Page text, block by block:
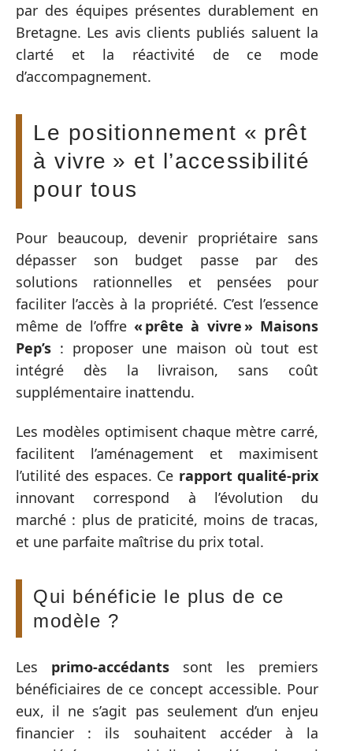
par des équipes présentes durablement en
Bretagne. Les avis clients publiés saluent la
clarté et la réactivité de ce mode
d’accompagnement.
Le positionnement « prêt
à vivre » et l’accessibilité
pour tous
Pour beaucoup, devenir propriétaire sans
dépasser son budget passe par des
solutions rationnelles et pensées pour
faciliter l’accès à la propriété. C’est l’essence
même de l’offre « prête à vivre » Maisons
Pep’s : proposer une maison où tout est
intégré dès la livraison, sans coût
supplémentaire inattendu.
Les modèles optimisent chaque mètre carré,
facilitent l’aménagement et maximisent
l’utilité des espaces. Ce rapport qualité-prix
innovant correspond à l’évolution du
marché : plus de praticité, moins de tracas,
et une parfaite maîtrise du prix total.
Qui bénéficie le plus de ce
modèle ?
Les primo-accédants sont les premiers
bénéficiaires de ce concept accessible. Pour
eux, il ne s’agit pas seulement d’un enjeu
financier : ils souhaitent accéder à la